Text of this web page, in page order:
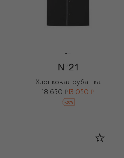
Хлопковая рубашка
18 650 ₽13 050 ₽
-30%